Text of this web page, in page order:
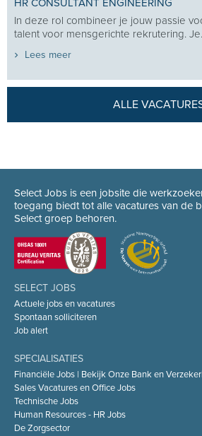
HR CONSULTANT ENGINEERING
In deze rol combineer je jouw passie
talent voor mensgerichte rekrutering.
Lees meer
ALLE
Select Jobs is een jobsite die
toegang biedt tot alle vacatures van de
Select groep behoren.
SELECT JOBS
Actuele jobs en vacatures
Spontaan solliciteren
Job alert
SPECIALISATIES
Financiële Jobs | Bekijk Onze Bank en
Sales Vacatures en Office Jobs
Technische Jobs
Human Resources - HR Jobs
De Zorgsector